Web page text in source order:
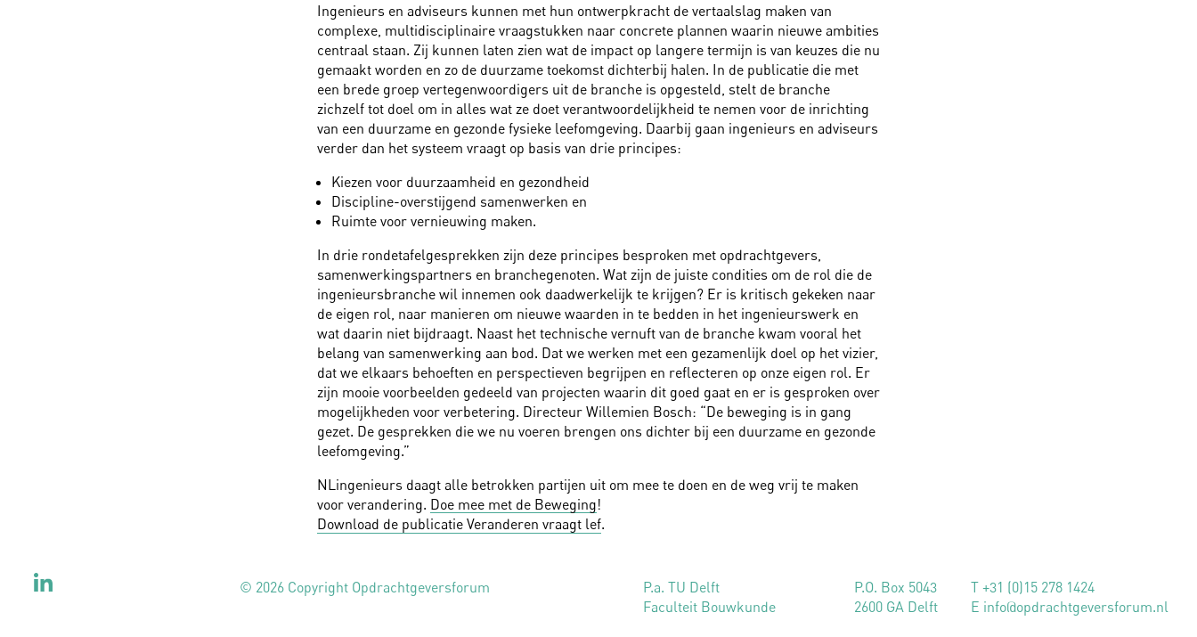
Ingenieurs en adviseurs kunnen met hun ontwerpkracht de vertaalslag maken van
complexe, multidisciplinaire vraagstukken naar concrete plannen waarin nieuwe ambities
centraal staan. Zij kunnen laten zien wat de impact op langere termijn is van keuzes die nu
gemaakt worden en zo de duurzame toekomst dichterbij halen. In de publicatie die met
een brede groep vertegenwoordigers uit de branche is opgesteld, stelt de branche
zichzelf tot doel om in alles wat ze doet verantwoordelijkheid te nemen voor de inrichting
van een duurzame en gezonde fysieke leefomgeving. Daarbij gaan ingenieurs en adviseurs
verder dan het systeem vraagt op basis van drie principes:
Kiezen voor duurzaamheid en gezondheid
Discipline-overstijgend samenwerken en
Ruimte voor vernieuwing maken.
In drie rondetafelgesprekken zijn deze principes besproken met opdrachtgevers,
samenwerkingspartners en branchegenoten. Wat zijn de juiste condities om de rol die de
ingenieursbranche wil innemen ook daadwerkelijk te krijgen? Er is kritisch gekeken naar
de eigen rol, naar manieren om nieuwe waarden in te bedden in het ingenieurswerk en
wat daarin niet bijdraagt. Naast het technische vernuft van de branche kwam vooral het
belang van samenwerking aan bod. Dat we werken met een gezamenlijk doel op het vizier,
dat we elkaars behoeften en perspectieven begrijpen en reflecteren op onze eigen rol. Er
zijn mooie voorbeelden gedeeld van projecten waarin dit goed gaat en er is gesproken over
mogelijkheden voor verbetering. Directeur Willemien Bosch: “De beweging is in gang
gezet. De gesprekken die we nu voeren brengen ons dichter bij een duurzame en gezonde
leefomgeving.”
NLingenieurs daagt alle betrokken partijen uit om mee te doen en de weg vrij te maken
voor verandering. Doe mee met de Beweging!
Download de publicatie Veranderen vraagt lef.
© 2026 Copyright Opdrachtgeversforum
P.a. TU Delft
Faculteit Bouwkunde
P.O. Box 5043
2600 GA Delft
T +31 (0)15 278 1424
E info@opdrachtgeversforum.nl